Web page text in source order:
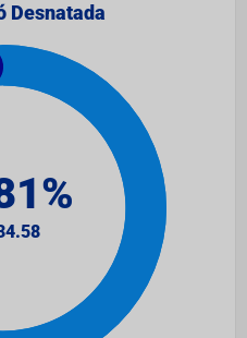
Desnatada